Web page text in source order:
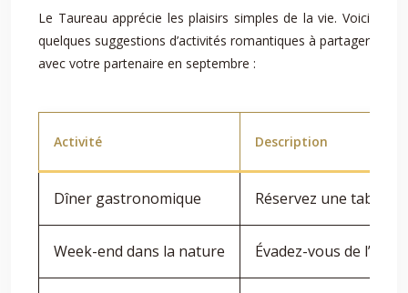
Le Taureau apprécie les plaisirs simples de la vie. Voici
quelques suggestions d’activités romantiques à partager
avec votre partenaire en septembre :
Activité Description
Dîner gastronomique Réservez une table
Week-end dans la nature Évadez-vous de